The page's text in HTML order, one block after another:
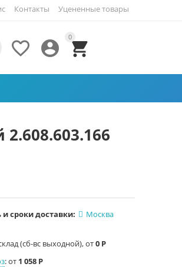
Контакты Уцененные товары
0



сроки доставки:
Москва
(сб-вс выходной), от0 Р
:от 1 058 Р